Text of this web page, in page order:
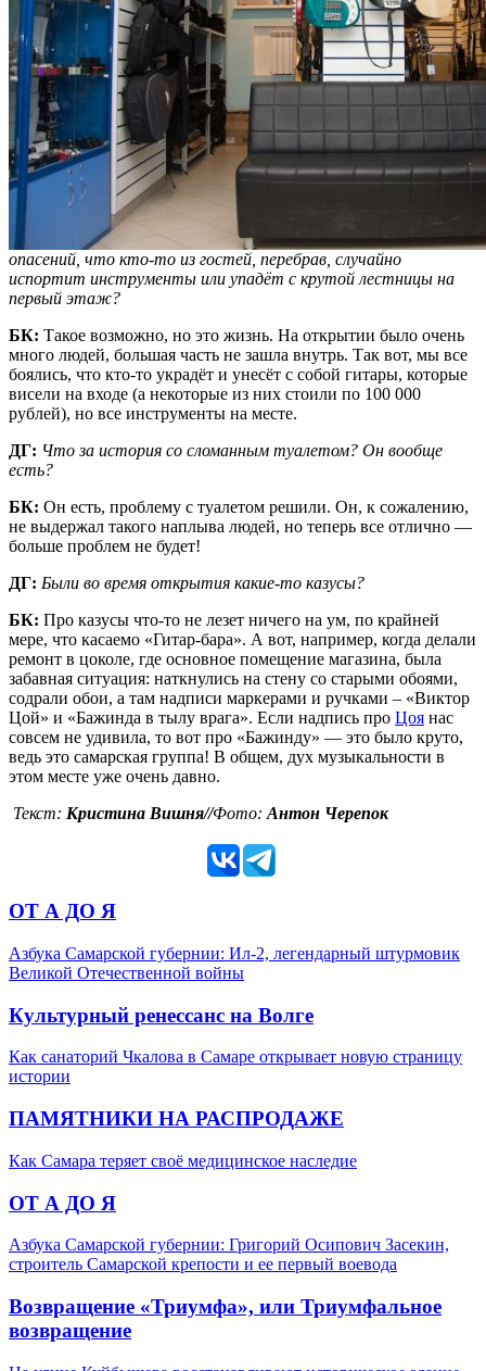
опасений, что кто-то из гостей, перебрав, случайно
испортит инструменты или упадёт с крутой лестницы на
первый этаж?
БК: Такое возможно, но это жизнь. На открытии было очень
много людей, большая часть не зашла внутрь. Так вот, мы все
боялись, что кто-то украдёт и унесёт с собой гитары, которые
висели на входе (а некоторые из них стоили по 100 000
рублей), но все инструменты на месте.
ДГ: Что за история со сломанным туалетом? Он вообще
есть?
БК: Он есть, проблему с туалетом решили. Он, к сожалению,
не выдержал такого наплыва людей, но теперь все отлично —
больше проблем не будет!
ДГ: Были во время открытия какие-то казусы?
БК: Про казусы что-то не лезет ничего на ум, по крайней
мере, что касаемо «Гитар-бара». А вот, например, когда делали
ремонт в цоколе, где основное помещение магазина, была
забавная ситуация: наткнулись на стену со старыми обоями,
содрали обои, а там надписи маркерами и ручками – «Виктор
Цой» и «Бажинда в тылу врага». Если надпись про Цоя нас
совсем не удивила, то вот про «Бажинду» — это было круто,
ведь это самарская группа! В общем, дух музыкальности в
этом месте уже очень давно.
Текст: Кристина Вишня//Фото: Антон Черепок
ОТ А ДО Я
Азбука Самарской губернии: Ил-2, легендарный штурмовик
Великой Отечественной войны
Культурный ренессанс на Волге
Как санаторий Чкалова в Самаре открывает новую страницу
истории
ПАМЯТНИКИ НА РАСПРОДАЖЕ
Как Самара теряет своё медицинское наследие
ОТ А ДО Я
Азбука Самарской губернии: Григорий Осипович Засекин,
строитель Самарской крепости и ее первый воевода
Возвращение «Триумфа», или Триумфальное
возвращение